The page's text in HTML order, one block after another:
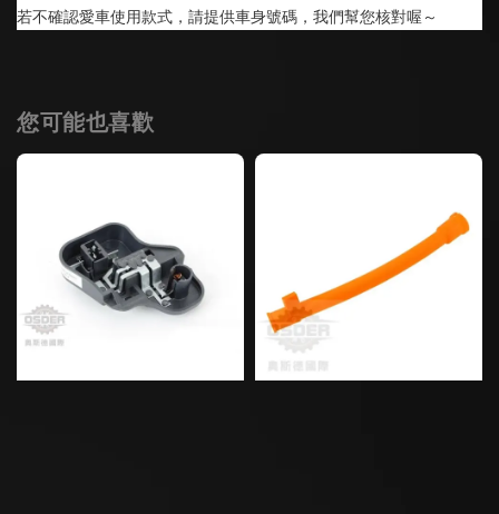
若不確認愛車使用款式，請提供車身號碼，我們幫您核對喔～
您可能也喜歡